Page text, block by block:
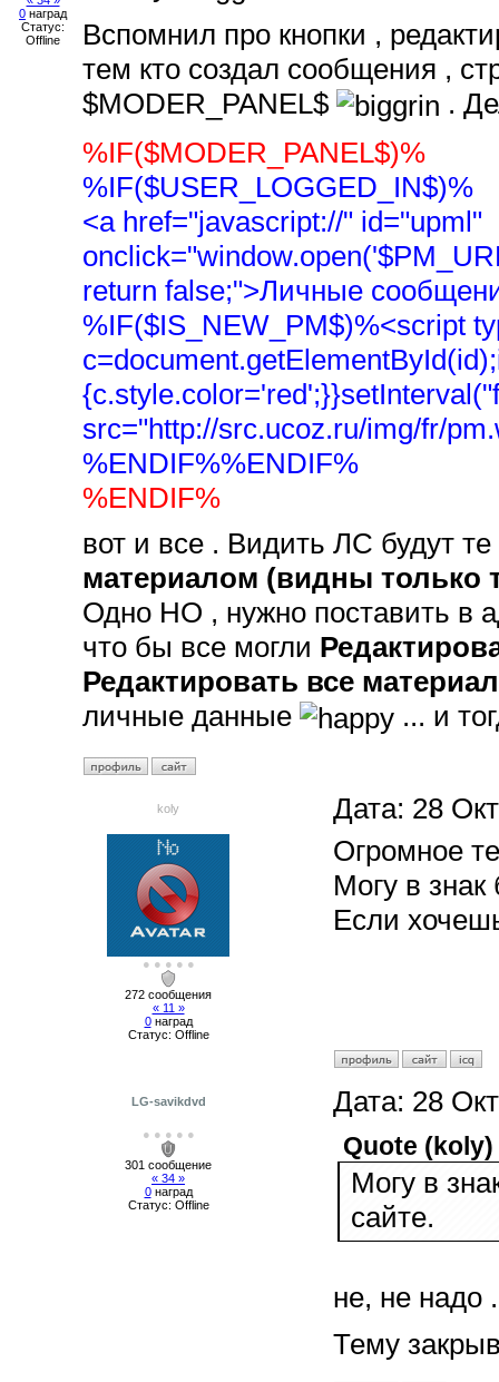
0 наград
Статус:
Offline
Вспомнил про кнопки ,
тем кто создал сообщения ,
$MODER_PANEL$
.
%IF($MODER_PANEL$)%
%IF($USER_LOGGED_IN$)%
<a href="javascript://" id="upml"
return false;">Личные
%IF($IS_NEW_PM$)%<script
src="http://src.ucoz.ru/img/fr/
%ENDIF%%ENDIF%
%ENDIF%
вот и все . Видить ЛС будут
материалом (видны только
Одно НО , нужно поставить в
что бы все могли
Редактировать все
личные данные
... и
koly Дата: 28
● ● ● ● ●
272 сообщения
« 11 »
0наград
Статус: Offline
Огромное
Могу в знак
Если
LG-savikdvd Дата: 28
● ● ● ● ●
301 сообщение
« 34 »
0наград
Статус: Offline
Quote (koly)
Могу в
сайте.
не, не надо .
Тему